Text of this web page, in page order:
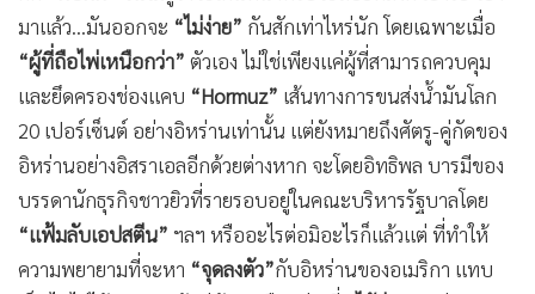
ธรรมดา ป่านนี้ญาติมิตรคงรวบตัวไปพักรักษาที่ปากคลองสาน
หรือที่ใดๆ ก็แล้วแต่...
คือการต้องเจอกับ “แรงกดดัน” ทั้งการเมืองในประเทศ-นอก
ประเทศ แบบชนิดหาทางออก-ทางไปใดๆ แทบไม่เจอ หรืออย่าง
ที่นักวิเคราะห์ระดับโลกหลายรายต่างเห็นพ้องต้องกันว่า
สถานภาพของประธานาธิบดีสหรัฐฯ หรือผู้นำสูงสุดของโลกรายนี้
แทบไม่ต่างอะไรไปจากผู้ที่อยู่ใน“ห้องมืด”